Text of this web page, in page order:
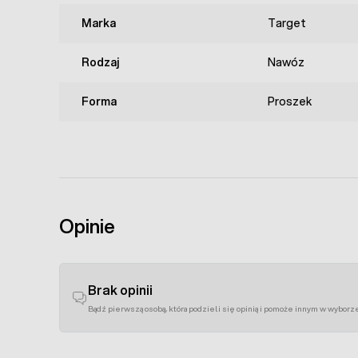
Marka Target
Rodzaj Nawóz
Forma Proszek
Opinie
Brak opinii
Bądź pierwszą osobą, która podzieli się opinią i pomoże innym w